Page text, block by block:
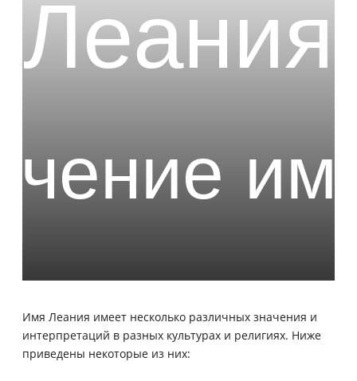
Имя Леания имеет несколько различных значения и
интерпретаций в разных культурах и религиях. Ниже
приведены некоторые из них: